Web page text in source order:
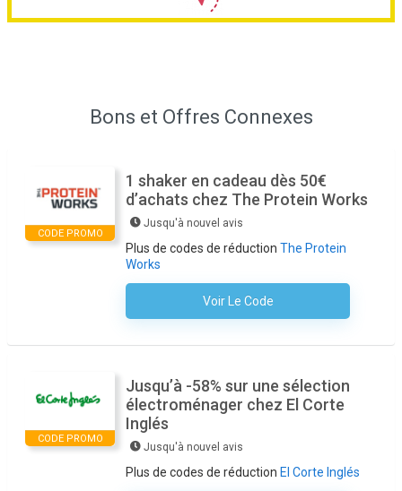
Bons et Offres Connexes
CODE PROMO
1 shaker en cadeau dès 50€
d’achats chez The Protein Works
Jusqu'à nouvel avis
Plus de codes de réduction The Protein
Works
Voir Le Code
Aucun Code N'est Nécessaire
CODE PROMO
Jusqu’à -58% sur une sélection
électroménager chez El Corte
Inglés
Jusqu'à nouvel avis
Plus de codes de réduction El Corte Inglés